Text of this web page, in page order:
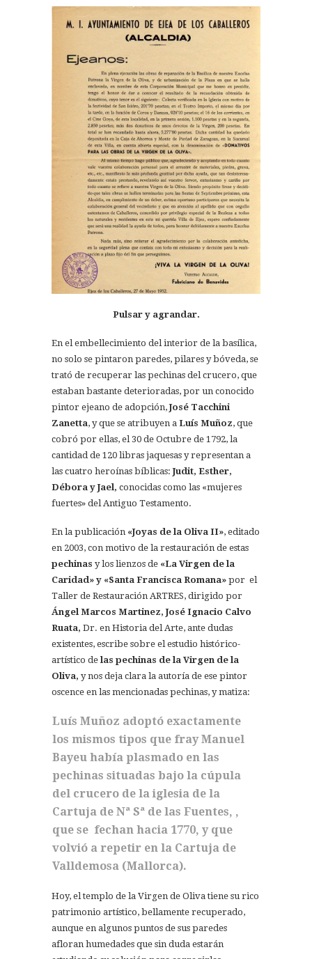
Pulsar y agrandar.
En el embellecimiento del interior de la basílica,
no solo se pintaron paredes, pilares y bóveda, se
trató de recuperar las pechinas del crucero, que
estaban bastante deterioradas, por un conocido
pintor ejeano de adopción,José Tacchini
Zanetta, y que se atribuyen a Luís Muñoz, que
cobró por ellas, el 30 de Octubre de 1792, la
cantidad de 120 libras jaquesas y representan a
las cuatro heroínas bíblicas:Judit, Esther,
Débora y Jael, conocidas como las «mujeres
fuertes» del Antiguo Testamento.
En la publicación «Joyas de la Oliva II», editado
en 2003, con motivo de la restauración de estas
pechinas y los lienzos de «La Virgen de la
Caridad» y «Santa Francisca Romana» por el
Taller de Restauración ARTRES, dirigido por
Ángel Marcos Martinez, José Ignacio Calvo
Ruata, Dr. en Historia del Arte, ante dudas
existentes, escribe sobre el estudio histórico-
artístico de las pechinas de la Virgen de la
Oliva, y nos deja clara la autoría de ese pintor
oscence en las mencionadas pechinas, y matiza:
Luís Muñoz adoptó exactamente
los mismos tipos que fray Manuel
Bayeu había plasmado en las
pechinas situadas bajo la cúpula
del crucero de la iglesia de la
Cartuja de Nª Sª de las Fuentes, ,
que se fechan hacia 1770, y que
volvió a repetir en la Cartuja de
Valldemosa (Mallorca).
Hoy, el templo de la Virgen de Oliva tiene su rico
patrimonio artístico, bellamente recuperado,
aunque en algunos puntos de sus paredes
afloran humedades que sin duda estarán